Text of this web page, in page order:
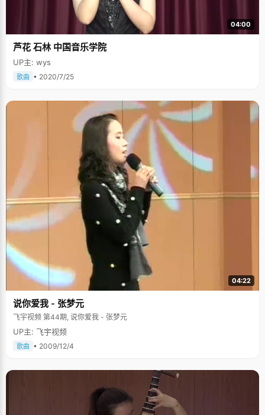
04:00
芦花 石林 中国音乐学院
UP主: wys
歌曲 • 2020/7/25
04:22
说你爱我 - 张梦元
飞宇视频 第44期, 说你爱我 - 张梦元
UP主: 飞宇视频
歌曲 • 2009/12/4